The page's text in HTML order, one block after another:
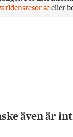
eller
även är